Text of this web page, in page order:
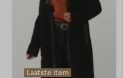
Laatste item